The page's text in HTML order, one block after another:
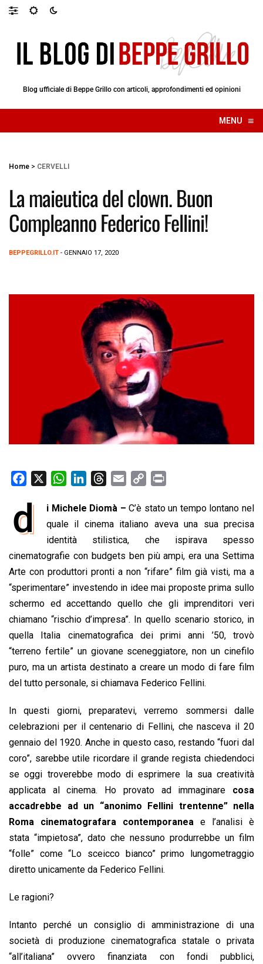
Blog ufficiale di Beppe Grillo con articoli, approfondimenti ed opinioni
MENU ≡
☰
Home > CERVELLI
La maieutica del clown. Buon
Compleanno Federico Fellini!
BEPPEGRILLO.IT - GENNAIO 17, 2020
e
o
o
k
W
a
t
s
A
p
p
n
k
d
I
n
r
e
a
d
s
a
i
l
p
y
L
i
n
k
i
n
d i Michele Diomà – C’è stato un tempo lontano nel
quale il cinema italiano aveva una sua precisa
identità stilistica, che ispirava spesso
cinematografie con budgets ben più ampi, era una Settima
Arte con produttori pronti a non “rifare” film già visti, ma a
“sperimentare” investendo in idee mai proposte prima sullo
schermo ed accettando quello che gli imprenditori veri
chiamano “rischio d’impresa”. In quello scenario storico, in
quella Italia cinematografica dei primi anni ’50, trovò
“terreno fertile” un giovane sceneggiatore, non un cinefilo
puro, ma un artista destinato a creare un modo di fare film
del tutto personale, si chiamava Federico Fellini.
In questi giorni, preparatevi, verremo sommersi dalle
celebrazioni per il centenario di Fellini, che nasceva il 20
gennaio del 1920. Anche in questo caso, restando “fuori dal
coro”, sarebbe utile ricordare il grande regista chiedendoci
se oggi troverebbe modo di esprimere la sua creatività
applicata al cinema. Ho provato ad immaginare cosa
accadrebbe ad un “anonimo Fellini trentenne” nella
Roma cinematografara contemporanea e l’analisi è
stata “impietosa”, dato che nessuno produrrebbe un film
“folle” come “Lo sceicco bianco” primo lungometraggio
diretto unicamente da Federico Fellini.
Le ragioni?
Intanto perché un consiglio di amministrazione di una
società di produzione cinematografica statale o privata
“all’italiana” ovvero finanziata con fondi pubblici,